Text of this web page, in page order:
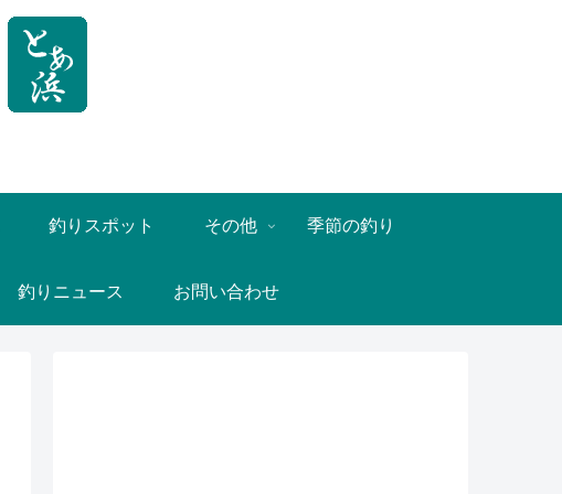
釣りスポット その他 季節の釣り
釣りニュース お問い合わせ